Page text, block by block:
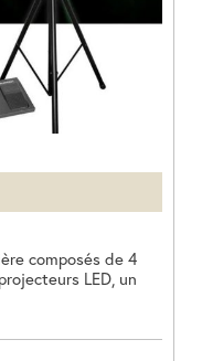
composés de 4
LED, un